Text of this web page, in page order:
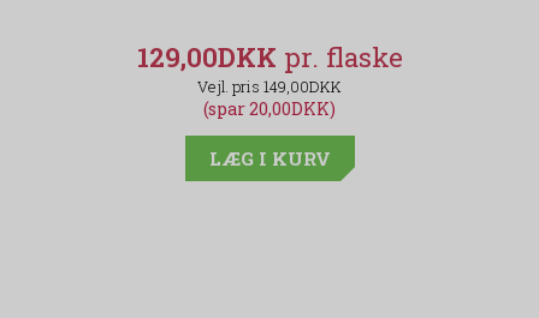
129,00DKK
149,00DKK
(spar 20,00DKK)
LÆG I KURV